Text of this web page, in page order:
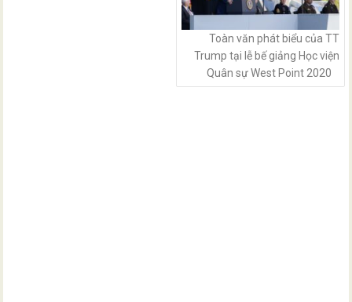
Toàn văn phát biểu của TT
Trump tại lễ bế giảng Học viện
Quân sự West Point 2020